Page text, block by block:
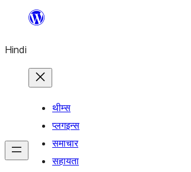
सामग्री
जाएं
Hindi
थीम्स
प्लगइन्स
समाचार
सहायता